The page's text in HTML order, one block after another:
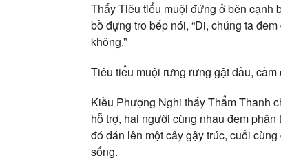
Thấy Tiêu tiểu muội đứng ở bên cạnh
bồ đựng tro bếp nói, “Đi, chúng ta
không.”
Tiêu tiểu muội rưng rưng gật đầu,
Kiều Phượng Nghi thấy Thẩm Thanh
hỗ trợ, hai người cùng nhau đem
đó dán lên một cây gậy trúc, cuối
sống.